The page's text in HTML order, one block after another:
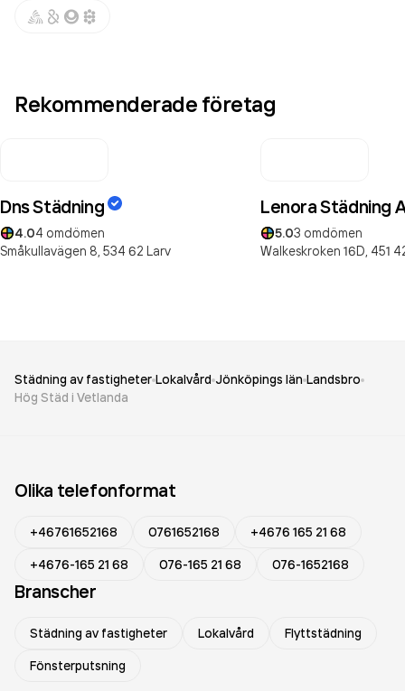
Rekommenderade företag
Dns Städning
4.04 omdömen
Småkullavägen 8, 534 62 Larv
Lenora Städning
5.03 omdömen
Walkeskroken 16D, 451
Städning av fastigheter Lokalvård Jönköpings län Landsbro
Hög Städ i Vetlanda
Olika telefonformat
+46761652168 0761652168
+4676 165 21 68
+4676-165 21 68
076-165 21 68 076-1652168
Branscher
Städning av fastigheter Lokalvård
Flyttstädning
Fönsterputsning